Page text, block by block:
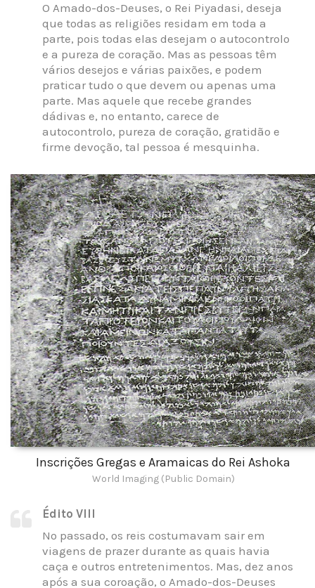
O Amado-dos-Deuses, o Rei Piyadasi, deseja
que todas as religiões residam em toda a
parte, pois todas elas desejam o autocontrolo
e a pureza de coração. Mas as pessoas têm
vários desejos e várias paixões, e podem
praticar tudo o que devem ou apenas uma
parte. Mas aquele que recebe grandes
dádivas e, no entanto, carece de
autocontrolo, pureza de coração, gratidão e
firme devoção, tal pessoa é mesquinha.
Inscrições Gregas e Aramaicas do Rei Ashoka
World Imaging (Public Domain)
Édito VIII
No passado, os reis costumavam sair em
viagens de prazer durante as quais havia
caça e outros entretenimentos. Mas, dez anos
após a sua coroação, o Amado-dos-Deuses